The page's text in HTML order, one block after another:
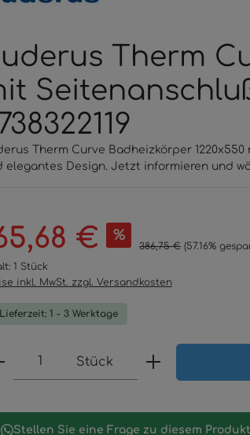
Therm
Therm Curve Badheizkörper
elegantes Design. Jetzt informieren und
€ %
Regulärer Preis:
386,75 € (57.16%
1 Stück
inkl. MwSt. zzgl. Versandkosten
Lieferzeit: 1 - 3 Werktage
Anzahl: Gib den
Stück
Stellen Sie eine Frage zu diesem Produkt